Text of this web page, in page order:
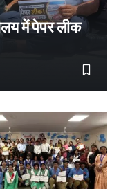
में पेपर लीक